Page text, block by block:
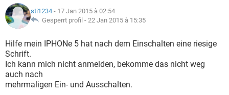
FACEBOOK
WHATSAPP
FACEBOOK
ANDROID
WINDOWS 10 INSTAGRAM
WHATSAPP TIKTOK
FACEBOOK
SPIELE
ANDROID
WINDOWS 10 INSTAGRAM
WHATSAPP TIKTOK
FACEBOOK HARDWARE
LEXIKON
SPIELE STREAMING
ANDROID
WINDOWS 10
WHATSAPP
sti1234 - 17 Jan 2015 à 02:54
Gesperrt profil - 22 Jan 2015 à 15:35
Hilfe mein IPHONe 5 hat nach dem Einschalten eine riesige
Schrift.
Ich kann mich nicht anmelden, bekomme das nicht weg
auch nach
mehrmaligen Ein- und Ausschalten.